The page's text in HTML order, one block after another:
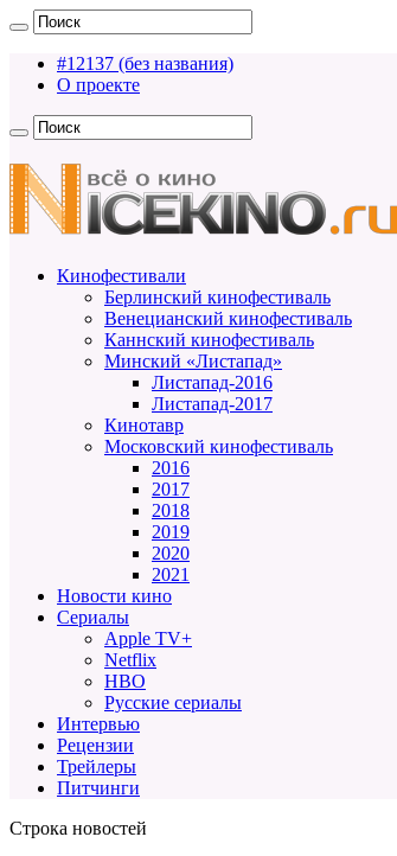
#12137 (без названия)
О проекте
Кинофестивали
Берлинский кинофестиваль
Венецианский кинофестиваль
Каннский кинофестиваль
Минский «Листапад»
Листапад-2016
Листапад-2017
Кинотавр
Московский кинофестиваль
2016
2017
2018
2019
2020
2021
Новости кино
Сериалы
Apple TV+
Netflix
HBO
Русские сериалы
Интервью
Рецензии
Трейлеры
Питчинги
Строка новостей